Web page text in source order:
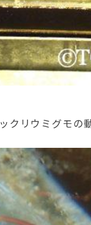
クリウミグモの